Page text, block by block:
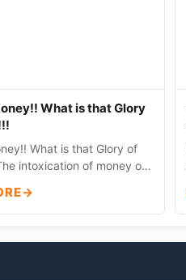
What is that Glory
What is that Glory of
intoxication of money or